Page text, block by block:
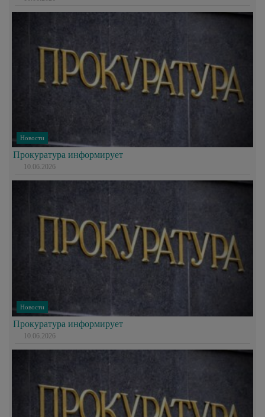
Новости
Прокуратура информирует
10.06.2026
Новости
Прокуратура информирует
10.06.2026